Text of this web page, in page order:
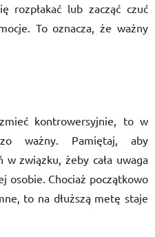
rozpłakać lub zacząć czuć
To oznacza, że ważny
kontrowersyjnie, to w
ważny. Pamiętaj, aby
związku, żeby cała uwaga
osobie. Chociaż początkowo
to na dłuższą metę staje